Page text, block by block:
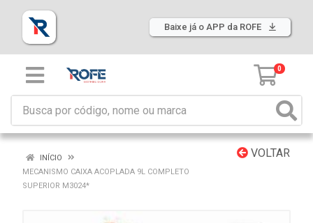
Baixe já o APP da ROFE
0
VOLTAR
INÍCIO
MECANISMO CAIXA ACOPLADA 9L COMPLETO
SUPERIOR M3024*